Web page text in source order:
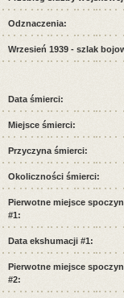
Odznaczenia:
Wrzesień 1939 - szlak
Data śmierci:
Miejsce śmierci:
Przyczyna śmierci:
Okoliczności śmierci:
Pierwotne miejsce
#1:
Data ekshumacji #1:
Pierwotne miejsce
#2: